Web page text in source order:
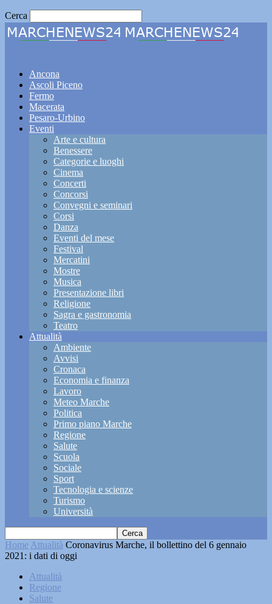
Cerca
Ancona
Ascoli Piceno
Fermo
Macerata
Pesaro-Urbino
Eventi
Arte e cultura
Benessere
Categorie e luoghi
Cinema
Concerti
Concorsi
Convegni e seminari
Corsi
Danza
Eventi del mese
Festival
Mercatini
Mostre
Musica
Presentazione libri
Religione
Sagra e gastronomia
Teatro
Attualità
Ambiente
Avvisi
Cronaca
Economia e finanza
Lavoro
Meteo Marche
Politica
Primo piano Marche
Regione
Salute
Scuola
Sociale
Sport
Tecnologia e scienze
Turismo
Università
Home Attualità Coronavirus Marche, il bollettino del 6 gennaio
2021: i dati di oggi
Attualità
Regione
Salute